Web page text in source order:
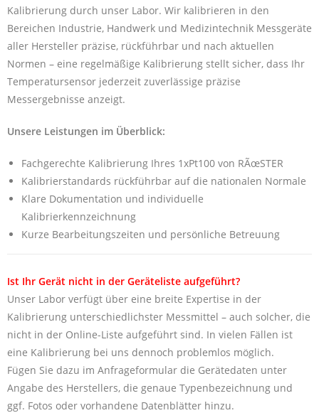
Kalibrierung durch unser Labor. Wir kalibrieren in den
Bereichen Industrie, Handwerk und Medizintechnik Messgeräte
aller Hersteller präzise, rückführbar und nach aktuellen
Normen – eine regelmäßige Kalibrierung stellt sicher, dass Ihr
Temperatursensor jederzeit zuverlässige präzise
Messergebnisse anzeigt.
Unsere Leistungen im Überblick:
Fachgerechte Kalibrierung Ihres 1xPt100 von RÃœSTER
Kalibrierstandards rückführbar auf die nationalen Normale
Klare Dokumentation und individuelle
Kalibrierkennzeichnung
Kurze Bearbeitungszeiten und persönliche Betreuung
Ist Ihr Gerät nicht in der Geräteliste aufgeführt?
Unser Labor verfügt über eine breite Expertise in der
Kalibrierung unterschiedlichster Messmittel – auch solcher, die
nicht in der Online-Liste aufgeführt sind. In vielen Fällen ist
eine Kalibrierung bei uns dennoch problemlos möglich.
Fügen Sie dazu im Anfrageformular die Gerätedaten unter
Angabe des Herstellers, die genaue Typenbezeichnung und
ggf. Fotos oder vorhandene Datenblätter hinzu.